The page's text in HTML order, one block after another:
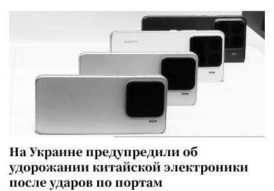
На Украине предупредили об
удорожании китайской электроники
после ударов по портам